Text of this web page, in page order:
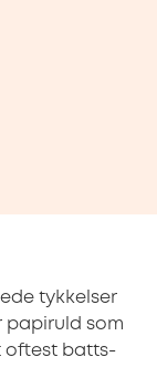
tykkelser
papiruld som
oftest batts-